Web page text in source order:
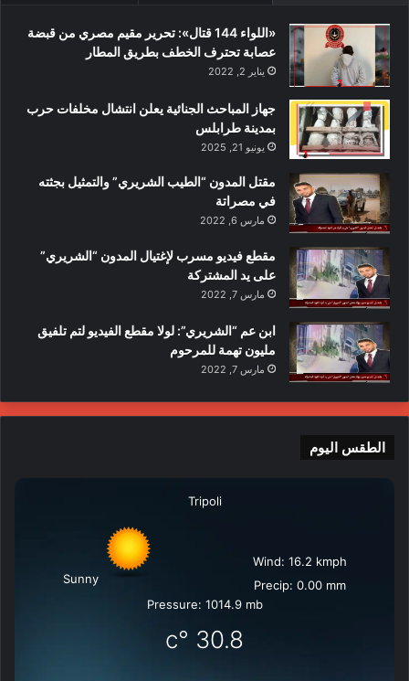
«اللواء 144 قتال»: تحرير مقيم مصري من قبضة
عصابة تحترف الخطف بطريق المطار
يناير 2, 2022
جهاز المباحث الجنائية يعلن انتشال مخلفات حرب
بمدينة طرابلس
يونيو 21, 2025
مقتل المدون “الطيب الشريري” والتمثيل بجثته
في مصراتة
مارس 6, 2022
مقطع فيديو مسرب لإغتيال المدون “الشريري”
على يد المشتركة
مارس 7, 2022
ابن عم “الشريري”: لولا مقطع الفيديو لتم تلفيق
مليون تهمة للمرحوم
مارس 7, 2022
الطقس اليوم
Tripoli
Sunny
Wind: 16.2 kmph
Precip: 0.00 mm
Pressure: 1014.9 mb
30.8
°c